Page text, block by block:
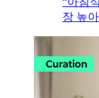
장 높아